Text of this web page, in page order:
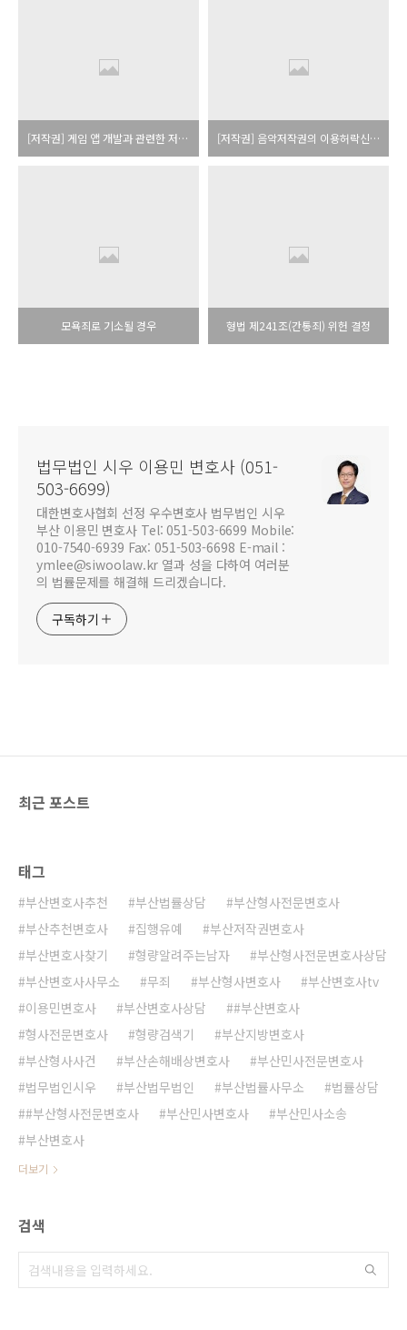
[저작권] 게임 앱 개발과 관련한 저작권 [저작권] 음악저작권의 이용허락신청 방법 관련
모욕죄로 기소될 경우 형법 제241조(간통죄) 위헌 결정
법무법인 시우 이용민 변호사 (051-
503-6699)
대한변호사협회 선정 우수변호사 법무법인 시우
부산 이용민 변호사 Tel: 051-503-6699 Mobile:
010-7540-6939 Fax: 051-503-6698 E-mail :
ymlee@siwoolaw.kr 열과 성을 다하여 여러분
의 법률문제를 해결해 드리겠습니다.
구독하기
최근 포스트
태그
부산변호사추천 부산법률상담
부산형사전문변호사
부산추천변호사
집행유예
부산저작권변호사
부산변호사찾기
형량알려주는남자
부산형사전문변호사상담
부산변호사사무소
무죄 부산형사변호사
부산변호사tv
이용민변호사
부산변호사상담
#부산변호사
형사전문변호사
형량검색기
부산지방변호사
부산형사사건
부산손해배상변호사
부산민사전문변호사
법무법인시우
부산법무법인 부산법률사무소
법률상담
#부산형사전문변호사
부산민사변호사
부산민사소송
부산변호사
더보기
검색